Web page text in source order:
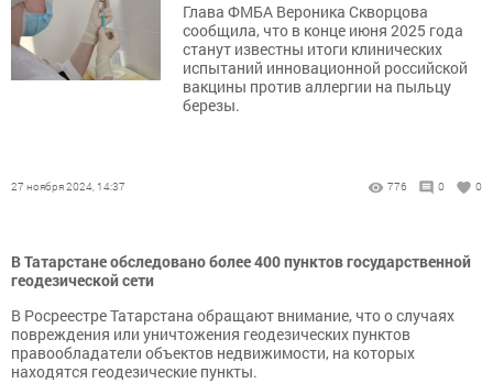
Глава ФМБА Вероника Скворцова
сообщила, что в конце июня 2025 года
станут известны итоги клинических
испытаний инновационной российской
вакцины против аллергии на пыльцу
березы.
27 ноября 2024, 14:37 776 0 0
В Татарстане обследовано более 400 пунктов государственной
геодезической сети
В Росреестре Татарстана обращают внимание, что о случаях
повреждения или уничтожения геодезических пунктов
правообладатели объектов недвижимости, на которых
находятся геодезические пункты.